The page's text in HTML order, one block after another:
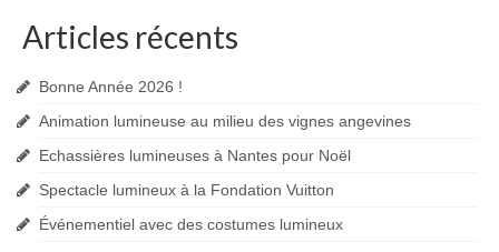
Articles récents
Bonne Année 2026 !
Animation lumineuse au milieu des vignes angevines
Echassières lumineuses à Nantes pour Noël
Spectacle lumineux à la Fondation Vuitton
Événementiel avec des costumes lumineux